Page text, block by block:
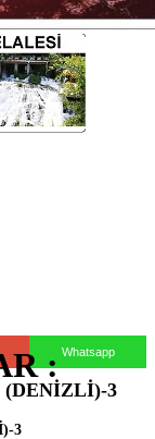
: Whatsapp
(DENİZLİ)-3
3